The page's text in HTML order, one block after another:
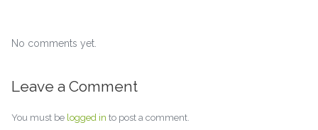
No comments yet.
Leave a Comment
You must be logged in to post a comment.